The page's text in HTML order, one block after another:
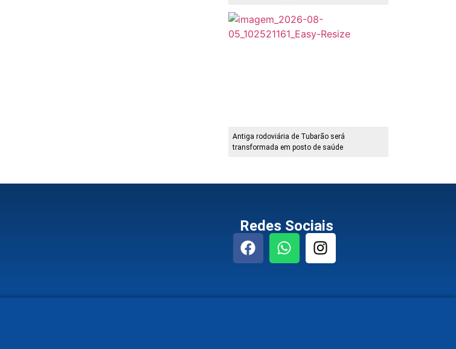
Antiga rodoviária de Tubarão será
transformada em posto de saúde
Redes Sociais